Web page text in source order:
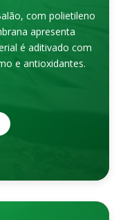
com polietileno
apresenta
é aditivado com
e antioxidantes.